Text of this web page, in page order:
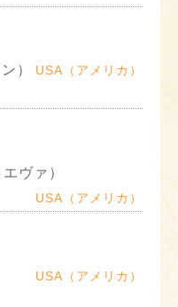
）
USA（アメリカ）
ヴァ）
USA（アメリカ）
USA（アメリカ）